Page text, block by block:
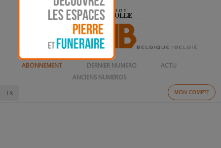
MON COMPTE
FR
ABONNEMENT DERNIER NUMERO
ACTU
ANCIENS NUMEROS